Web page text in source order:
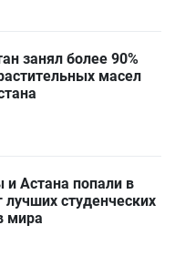
занял более 90%
масел
Астана попали в
лучших студенческих
мира